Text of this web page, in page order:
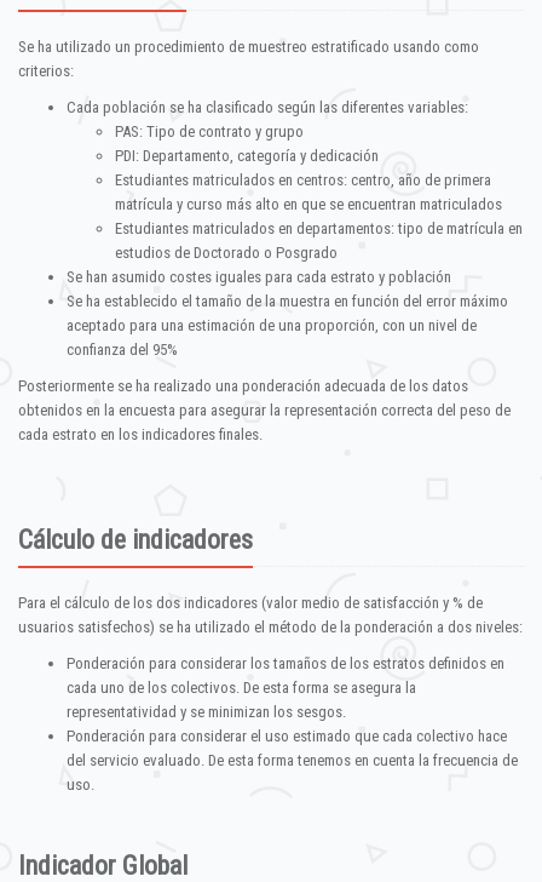
Se ha utilizado un procedimiento de muestreo estratificado usando como
criterios:
Cada población se ha clasificado según las diferentes variables:
PAS: Tipo de contrato y grupo
PDI: Departamento, categoría y dedicación
Estudiantes matriculados en centros: centro, año de primera
matrícula y curso más alto en que se encuentran matriculados
Estudiantes matriculados en departamentos: tipo de matrícula en
estudios de Doctorado o Posgrado
Se han asumido costes iguales para cada estrato y población
Se ha establecido el tamaño de la muestra en función del error máximo
aceptado para una estimación de una proporción, con un nivel de
confianza del 95%
Posteriormente se ha realizado una ponderación adecuada de los datos
obtenidos en la encuesta para asegurar la representación correcta del peso de
cada estrato en los indicadores finales.
Cálculo de indicadores
Para el cálculo de los dos indicadores (valor medio de satisfacción y % de
usuarios satisfechos) se ha utilizado el método de la ponderación a dos niveles:
Ponderación para considerar los tamaños de los estratos definidos en
cada uno de los colectivos. De esta forma se asegura la
representatividad y se minimizan los sesgos.
Ponderación para considerar el uso estimado que cada colectivo hace
del servicio evaluado. De esta forma tenemos en cuenta la frecuencia de
uso.
Indicador Global